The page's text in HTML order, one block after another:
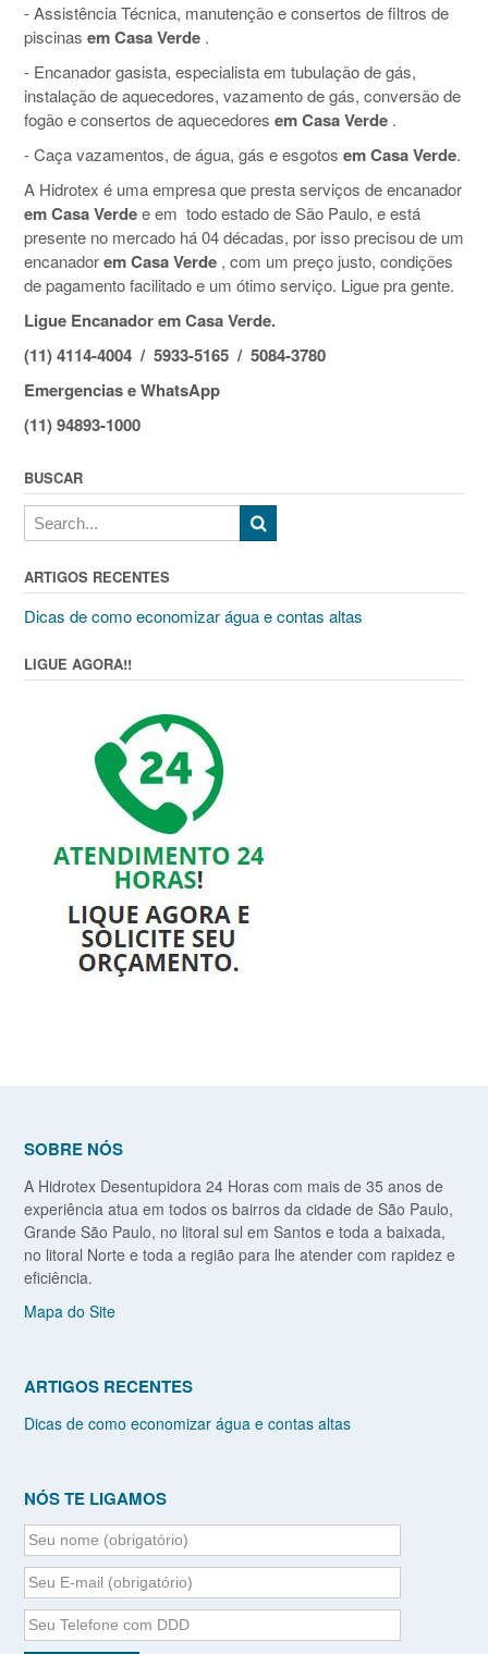
- Assistência Técnica, manutenção e consertos de filtros de
piscinas em Casa Verde .
- Encanador gasista, especialista em tubulação de gás,
instalação de aquecedores, vazamento de gás, conversão de
fogão e consertos de aquecedores em Casa Verde .
- Caça vazamentos, de água, gás e esgotos em Casa Verde.
A Hidrotex é uma empresa que presta serviços de encanador
em Casa Verdee em todo estado de São Paulo, e está
presente no mercado há 04 décadas, por isso precisou de um
encanadorem Casa Verde , com um preço justo, condições
de pagamento facilitado e um ótimo serviço. Ligue pra gente.
Ligue Encanador em Casa Verde.
(11) 4114-4004 / 5933-5165 / 5084-3780
Emergencias e WhatsApp
(11) 94893-1000
BUSCAR
ARTIGOS RECENTES
Dicas de como economizar água e contas altas
LIGUE AGORA!!
SOBRE NÓS
A Hidrotex Desentupidora 24 Horas com mais de 35 anos de
experiência atua em todos os bairros da cidade de São Paulo,
Grande São Paulo, no litoral sul em Santos e toda a baixada,
no litoral Norte e toda a região para lhe atender com rapidez e
eficiência.
Mapa do Site
ARTIGOS RECENTES
Dicas de como economizar água e contas altas
NÓS TE LIGAMOS